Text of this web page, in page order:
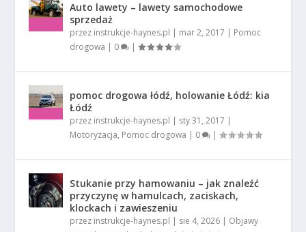
Auto lawety – lawety samochodowe
sprzedaż
przez instrukcje-haynes.pl mar 2, 2017
Pomoc
drogowa
0 |
pomoc drogowa łódź, holowanie Łódź: kia
Łódź
przez instrukcje-haynes.pl sty 31, 2017
Motoryzacja, Pomoc drogowa 0 |
Stukanie przy hamowaniu – jak znaleźć
przyczynę w hamulcach, zaciskach,
klockach i zawieszeniu
przez instrukcje-haynes.pl sie 4, 2026
Objawy